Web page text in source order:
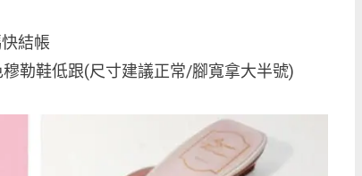
結帳
穆勒鞋低跟(尺寸建議正常/腳寬拿大半號)